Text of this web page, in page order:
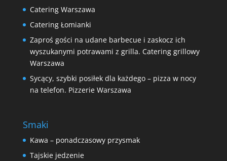
Catering Warszawa
Catering Łomianki
Zaproś gości na udane barbecue i zaskocz ich
wyszukanymi potrawami z grilla. Catering grillowy
Warszawa
Sycący, szybki posiłek dla każdego – pizza w nocy
na telefon. Pizzerie Warszawa
Smaki
Kawa – ponadczasowy przysmak
Tajskie jedzenie